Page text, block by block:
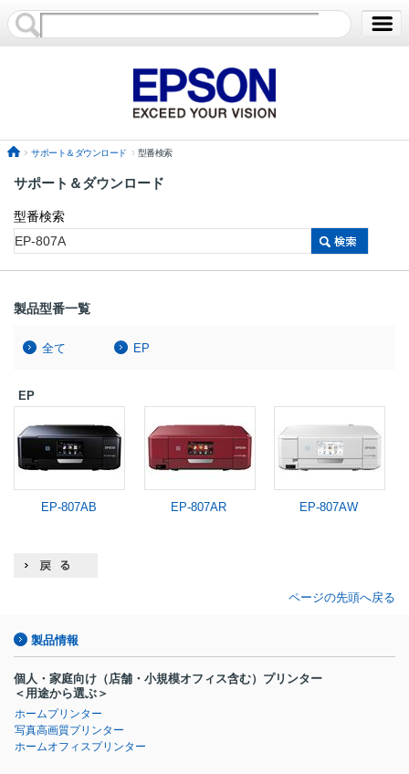
サポート＆ダウンロード 型番検索
サポート＆ダウンロード
型番検索
製品型番一覧
全て EP
EP
EP-807AB EP-807AR EP-807AW
ページの先頭へ戻る
製品情報
個人・家庭向け （店舗・小規模オフィス含む） プリンター
＜用途から選ぶ＞
ホームプリンター
写真高画質プリンター
ホームオフィスプリンター